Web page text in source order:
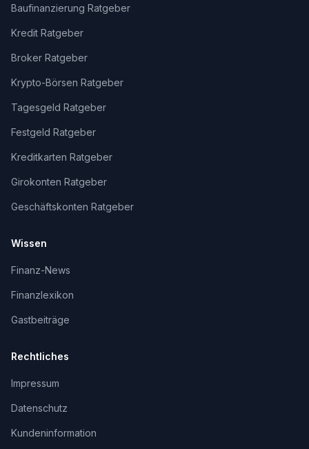
Baufinanzierung Ratgeber
Kredit Ratgeber
Broker Ratgeber
Krypto-Börsen Ratgeber
Tagesgeld Ratgeber
Festgeld Ratgeber
Kreditkarten Ratgeber
Girokonten Ratgeber
Geschäftskonten Ratgeber
Wissen
Finanz-News
Finanzlexikon
Gastbeiträge
Rechtliches
Impressum
Datenschutz
Kundeninformation